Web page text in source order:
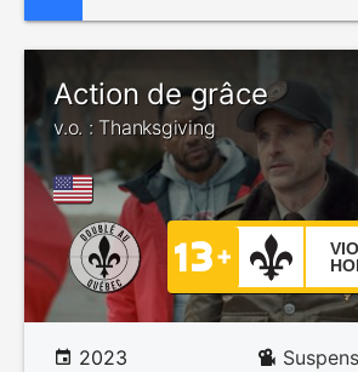
Action de grâce
v.o. : Thanksgiving
2023